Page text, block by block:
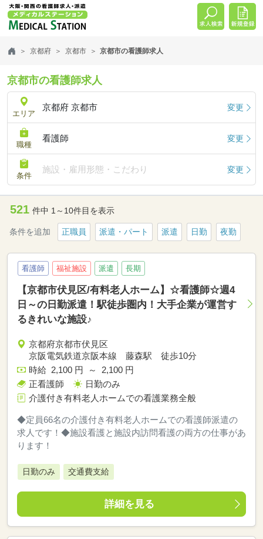
京都府 京都市 京都市の看護師求人
京都市の看護師求人
エリア
京都府 京都市 変更
職種
看護師 変更
条件
施設・雇用形態・こだわり 変更
521 件中 1～10件目を表示
条件を追加 正職員 派遣・パート 派遣 日勤 夜勤
看護師 福祉施設 派遣 長期
【京都市伏見区/有料老人ホーム】☆看護師☆週4
日～の日勤派遣！駅徒歩圏内！大手企業が運営す
るきれいな施設♪
京都府京都市伏見区
京阪電気鉄道京阪本線 藤森駅 徒歩10分
時給 2,100 円 ～ 2,100 円
正看護師
日勤のみ
介護付き有料老人ホームでの看護業務全般
◆定員66名の介護付き有料老人ホームでの看護師派遣の
求人です！◆施設看護と施設内訪問看護の両方の仕事があ
ります！
日勤のみ 交通費支給
詳細を見る